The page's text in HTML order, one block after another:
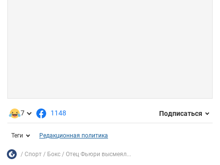
7 1148 Подписаться
Теги Редакционная политика
Спорт Бокс Отец Фьюри высмеял...